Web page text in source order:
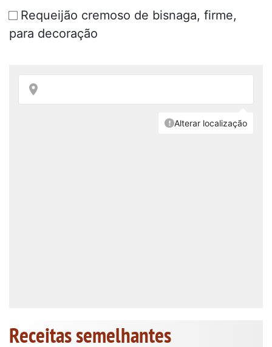
Requeijão cremoso de bisnaga, firme,
para decoração
Receitas semelhantes